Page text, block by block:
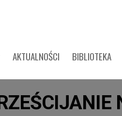
AKTUALNOŚCI BIBLIOTEKA